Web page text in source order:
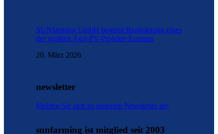
SUNfarming GmbH beginnt Realisierung eines
der größten Agri-PV-Projekte Europas
20. März 2026
newsletter
Melden Sie sich zu unserem Newsletter an!
sunfarming ist mitglied seit 2003